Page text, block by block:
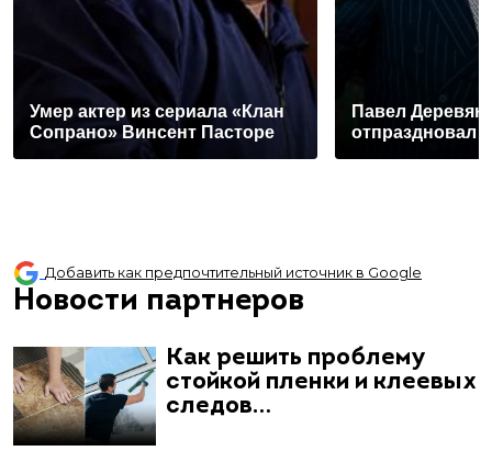
Умер актер из сериала «Клан
Сопрано» Винсент Пасторе
Павел
отпраздновал
Добавить как предпочтительный источник в Google
Новости партнеров
Как решить проблему
стойкой пленки и клеевых
следов…